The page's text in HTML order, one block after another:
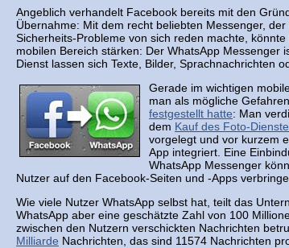
Angeblich verhandelt Facebook bereits mit den
Übernahme: Mit dem recht beliebten Messenger,
Sicherheits-Probleme von sich reden machte,
mobilen Bereich stärken: Der WhatsApp Messenger
Dienst lassen sich Texte, Bilder, Sprachnachrichten
Gerade im wichtigen
man als mögliche Gefahren
festgestellt hatte: Man
dem Kauf des Foto-
vorgelegt und vor kurzem
App integriert. Eine
WhatsApp Messenger
Nutzer auf den Facebook-Seiten und -Apps
Wie viele Nutzer WhatsApp selbst hat, teilt das
WhatsApp aber eine geschätzte Zahl von 100
zwischen den Nutzern verschickten Nachrichten
Milliarde Nachrichten, das sind 11574 Nachrichten